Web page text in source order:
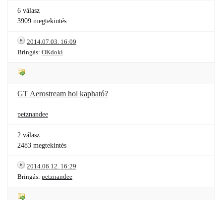
6 válasz
3909 megtekintés
2014.07.03. 16:09
Bringás: OKdoki
GT Aerostream hol kapható?
petznandee
2 válasz
2483 megtekintés
2014.06.12. 16:29
Bringás: petznandee